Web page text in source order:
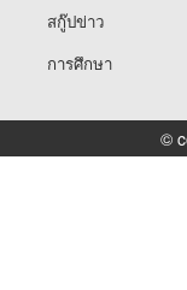
สกู๊ปข่าว
การศึกษา
©